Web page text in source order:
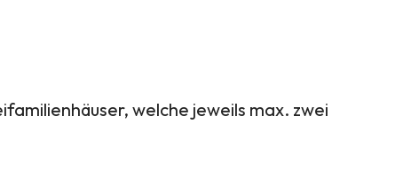
welche jeweils max. zwei